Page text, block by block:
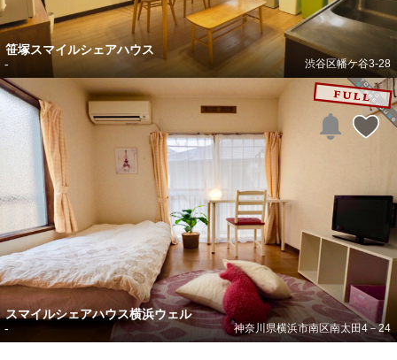
笹塚スマイルシェアハウス
渋谷区幡ケ谷3-28
-
スマイルシェアハウス横浜ウェル
神奈川県横浜市南区南太田4－24
-